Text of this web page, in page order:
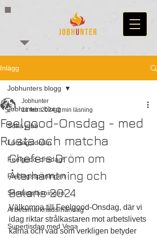
Inlägg
Jobhunters blogg
Söka jobb
Lördagsidolen
Feelgood-onsdag!
Fredagsspaningen
Söndagsläsningen
Arbetsmarknadsmåndag
Supertisdag med Vega
Jobhunters blogg
Feelgood-Onsdag - med
Rusta och matcha
Jobhunter
21 feb. 2024 2 min läsning
Chefers Dröm om
Återhämtning och
Balans 2024
Välkomna till Feelgood-Onsdag, där vi
idag riktar strålkastaren mot arbetslivets
kärna och vad som verkligen betyder